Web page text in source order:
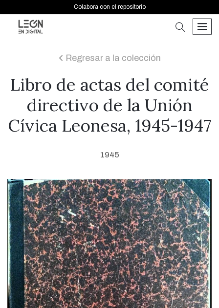
Colabora con el repositorio
buscar
icon
Regresar a la colección
Libro de actas del comité
directivo de la Unión
Cívica Leonesa, 1945-1947
1945